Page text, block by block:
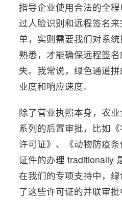
指导企业使用合法的全
过人脸识别和远程签名
单，实则需要我们对系
熟悉，才能确保远程签
失。我常说，绿色通道
业度和响应速度。
除了营业执照本身，农
系列的后置审批，比如
许可证》、《动物防疫
证件的办理 traditionally
在我们的专项支持中，
了这些许可证的并联审